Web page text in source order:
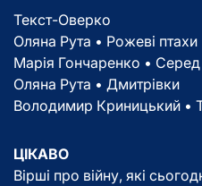
Текст-Оверко
Оляна Рута • Рожеві птахи
Марія Гончаренко • Серед
Оляна Рута • Дмитрівки
Володимир Криницький •
ЦІКАВО
Вірші про війну, які